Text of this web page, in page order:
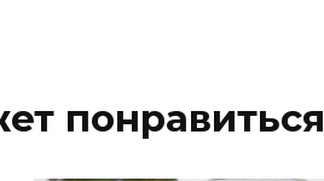
понравиться